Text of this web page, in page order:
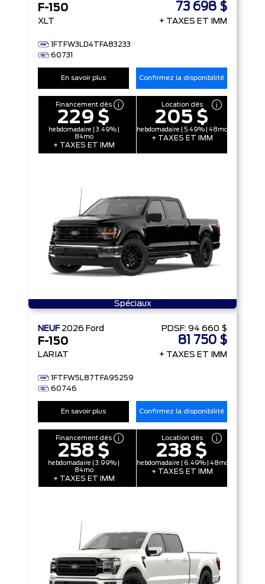
F-150
XLT
1FTFW3LD4TFA83233
60731
73 698 $
+ TAXES ET IMM
En savoir plus Confirmez la disponibilité
Financement dès
229 $
hebdomadaire | 3.49% |
84mo
+ TAXES ET IMM
Location dès
205 $
hebdomadaire | 5.49% | 48mo
+ TAXES ET IMM
Spéciaux
NEUF 2026 Ford
F-150
LARIAT
1FTFW5L87TFA95259
60746
PDSF: 94 660 $
81 750 $
+ TAXES ET IMM
En savoir plus Confirmez la disponibilité
Financement dès
258 $
hebdomadaire | 3.99% |
84mo
+ TAXES ET IMM
Location dès
238 $
hebdomadaire | 6.49% | 48mo
+ TAXES ET IMM